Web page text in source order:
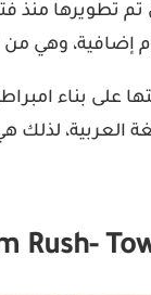
تم تطويرها منذ
إضافية، وهي من
على بناء
العربية،